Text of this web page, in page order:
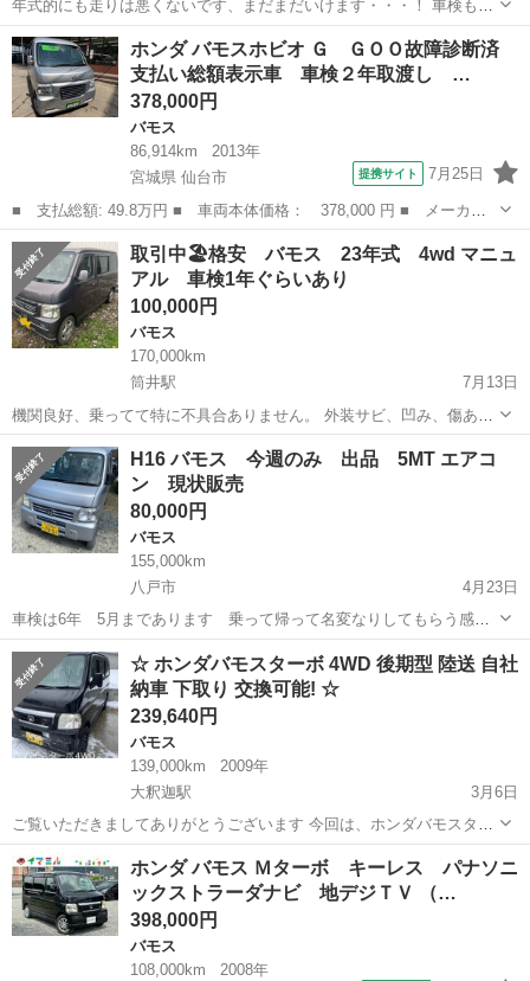
年式的にも走りは悪くないです、まだまだいけます・・・！ 車検も２
０２５年３月まであります。 宅配等を新規事業で検討している方・・
活躍しますよ。。 バモスホビオプロ ４WD EBD-HJ2 ◆ 支払総
額:１...
青森 弘前市 弘前駅
ホンダ バモスホビオ Ｇ ＧＯＯ故障診断済
支払い総額表示車 車検２年取渡し …
378,000円
バモス
86,914km
2013年
宮城県 仙台市
提携サイト 7月25日
■ 支払総額: 49.8万円 ■ 車両本体価格： 378,000 円 ■ メーカー
名： ホンダ ■ 車種名： バモスホビオ ■ グレード名： Ｇ Ｇ
ＯＯ故障診断済 支払い総額表示車 車検２年取渡し ４ＷＤ ハイ
ルーフ ４速...
宮城 仙台市 バモス
取引中🏖️格安 バモス 23年式 4wd マニュ
アル 車検1年ぐらいあり
100,000円
バモス
170,000km
筒井駅
7月13日
機関良好、乗ってて特に不具合ありません。 外装サビ、凹み、傷あり
格安車なのでそれなりです。 車検など詳細が正確にわかりません。分
かり次第記載いたします。
青森 青森市 バモス
H16 バモス 今週のみ 出品 5MT エアコ
ン 現状販売
80,000円
バモス
155,000km
八戸市
4月23日
車検は6年 5月まであります 乗って帰って名変なりしてもらう感じ
です。 現状販売。まだ詳しくは見てません 試乗も可能なので不具
合や程度はご自身で判断ください。 HH6 TYPE SDX バモス タイベ
ル R3年2月2...
青森 八戸市 バモス
☆ ホンダバモスターボ 4WD 後期型 陸送 自社
納車 下取り 交換可能! ☆
239,640円
バモス
139,000km
2009年
大釈迦駅
3月6日
ご覧いただきましてありがとうございます 今回は、ホンダバモスター
ボ4WDです ターボなのでキビキビ走るのでオススメです(^^♪ 初年度
平成21年式 型式 ABA-HM2 カラー ブラック 車検 令和...
青森 青森市 大釈迦駅 バモス ホンダバモス
ホンダ バモス Ｍターボ キーレス パナソニ
ックストラーダナビ 地デジＴＶ （…
398,000円
バモス
108,000km
2008年